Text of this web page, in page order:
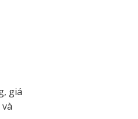
giá